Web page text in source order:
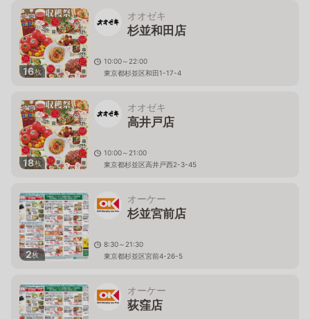
16枚
オオゼキ
杉並和田店
10:00～22:00
東京都杉並区和田1-17-4
18枚
オオゼキ
高井戸店
10:00～21:00
東京都杉並区高井戸西2-3-45
2枚
オーケー
杉並宮前店
8:30～21:30
東京都杉並区宮前4-26-5
オーケー
荻窪店